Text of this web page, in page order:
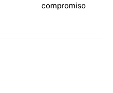
compromiso